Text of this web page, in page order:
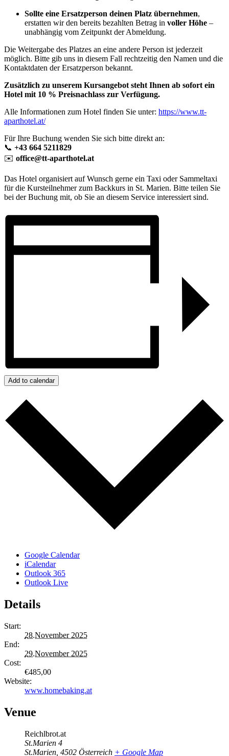
Sollte eine Ersatzperson deinen Platz übernehmen,
erstatten wir den bereits bezahlten Betrag in voller Höhe –
unabhängig vom Zeitpunkt der Abmeldung.
Die Weitergabe des Platzes an eine andere Person ist jederzeit
möglich. Bitte gib uns in diesem Fall rechtzeitig den Namen und die
Kontaktdaten der Ersatzperson bekannt.
Zusätzlich zu unserem Kursangebot steht Ihnen ab sofort ein
Hotel mit 10 % Preisnachlass zur Verfügung.
Alle Informationen zum Hotel finden Sie unter: https://www.tt-
aparthotel.at/
Für Ihre Buchung wenden Sie sich bitte direkt an:
📞 +43 664 5211829
✉️ office@tt-aparthotel.at
Das Hotel organisiert auf Wunsch gerne ein Taxi oder Sammeltaxi
für die Kursteilnehmer zum Backkurs in St. Marien. Bitte teilen Sie
bei der Buchung mit, ob Sie an diesem Service interessiert sind.
Add to calendar
Google Calendar
iCalendar
Outlook 365
Outlook Live
Details
Start:
28.November 2025
End:
29.November 2025
Cost:
€485,00
Website:
www.homebaking.at
Venue
Reichlbrot.at
St.Marien 4
St.Marien 4502 Österreich + Google Map